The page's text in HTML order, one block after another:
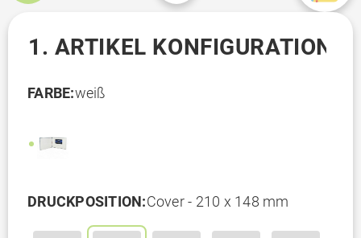
1. ARTIKEL KONFIGURATION
FARBE:weiß
DRUCKPOSITION:Cover - 210 x 148 mm